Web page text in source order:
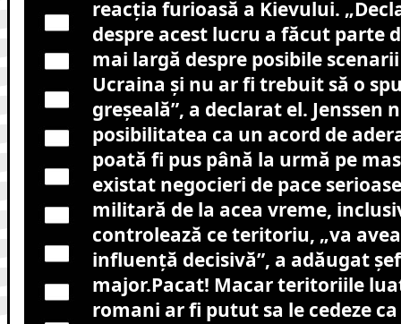
reacția furioasă a Kievului.
despre acest lucru a făcut parte
mai largă despre posibile
Ucraina și nu ar fi trebuit să o
greșeală”, a declarat el. Jenssen
posibilitatea ca un acord de
poată fi pus până la urmă pe
existat negocieri de pace
militară de la acea vreme,
controlează ce teritoriu, „va
influență decisivă”, a adăugat
major.Pacat! Macar teritoriile
romani ar fi putut sa le cedeze